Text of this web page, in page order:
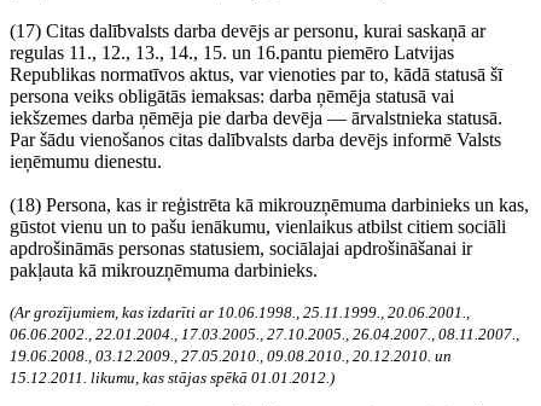
(17) Citas dalībvalsts darba devējs ar personu, kurai saskaņā ar
regulas 11., 12., 13., 14., 15. un 16.pantu piemēro Latvijas
Republikas normatīvos aktus, var vienoties par to, kādā statusā šī
persona veiks obligātās iemaksas: darba ņēmēja statusā vai
iekšzemes darba ņēmēja pie darba devēja — ārvalstnieka statusā.
Par šādu vienošanos citas dalībvalsts darba devējs informē Valsts
ieņēmumu dienestu.
(18) Persona, kas ir reģistrēta kā mikrouzņēmuma darbinieks un kas,
gūstot vienu un to pašu ienākumu, vienlaikus atbilst citiem sociāli
apdrošināmās personas statusiem, sociālajai apdrošināšanai ir
pakļauta kā mikrouzņēmuma darbinieks.
(Ar grozījumiem, kas izdarīti ar 10.06.1998., 25.11.1999., 20.06.2001.,
06.06.2002., 22.01.2004., 17.03.2005., 27.10.2005., 26.04.2007., 08.11.2007.,
19.06.2008., 03.12.2009., 27.05.2010., 09.08.2010., 20.12.2010. un
15.12.2011. likumu, kas stājas spēkā 01.01.2012.)